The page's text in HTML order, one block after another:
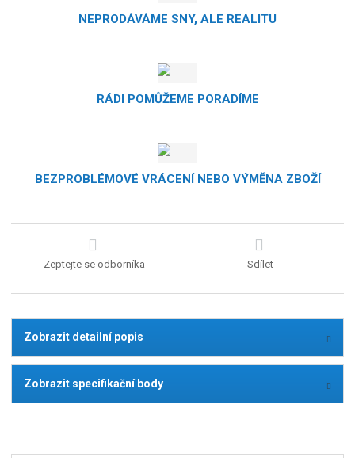
NEPRODÁVÁME SNY, ALE REALITU
RÁDI POMŮŽEME PORADÍME
BEZPROBLÉMOVÉ VRÁCENÍ NEBO VÝMĚNA ZBOŽÍ
Zeptejte se odborníka Sdílet
Zobrazit detailní popis
Zobrazit specifikační body